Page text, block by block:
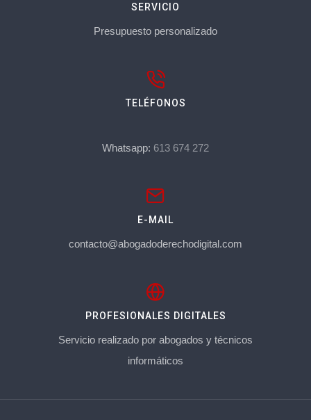
SERVICIO
Presupuesto personalizado
TELÉFONOS
Whatsapp: 613 674 272
E-MAIL
contacto@abogadoderechodigital.com
PROFESIONALES DIGITALES
Servicio realizado por abogados y técnicos
informáticos